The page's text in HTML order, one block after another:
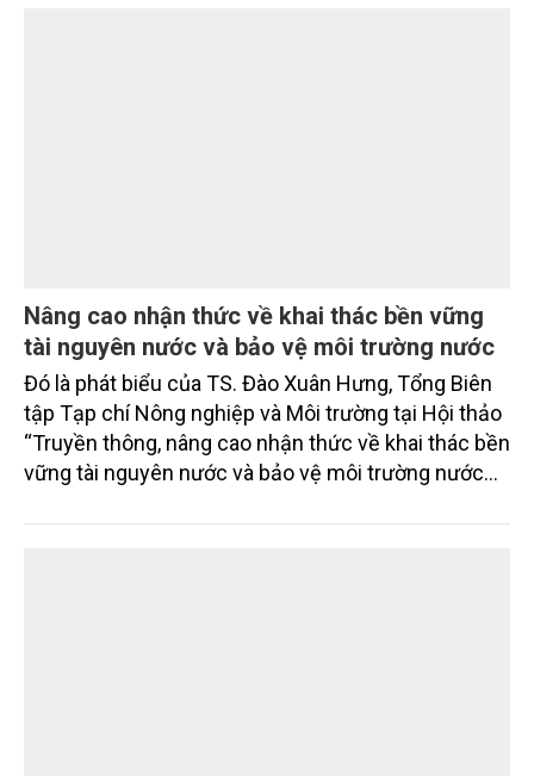
phẩm thân thiện môi trường, mở thêm sinh kế cho
người dân và tạo nên vòng tuần hoàn xanh ở làng
quê. Trải qua chặng đường dài (từ 2020 đến nay),
chén, dĩa... từ mo cau đã được thị trường trong nước
và quốc tế đón nhận.